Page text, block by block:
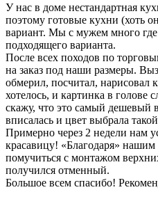
У нас в доме нестандартная
поэтому готовые кухни (хоть
вариант. Мы с мужем много
подходящего варианта.
После всех походов по
на заказ под наши размеры.
обмерил, посчитал, нарисовал
хотелось, и картинка в голове
скажу, что это самый дешевый
вписалась и цвет выбрала
Примерно через 2 недели нам
красавицу! «Благодаря»
помучиться с монтажом
получился отменный.
Большое всем спасибо!